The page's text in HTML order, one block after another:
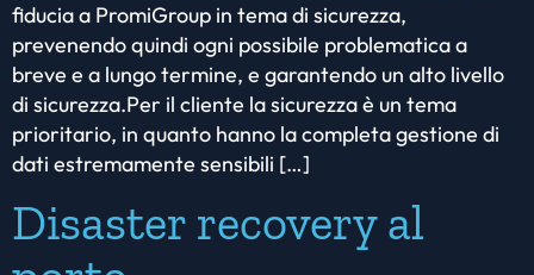
fiducia a PromiGroup in tema di sicurezza,
prevenendo quindi ogni possibile problematica a
breve e a lungo termine, e garantendo un alto livello
di sicurezza.Per il cliente la sicurezza è un tema
prioritario, in quanto hanno la completa gestione di
dati estremamente sensibili […]
Disaster recovery al